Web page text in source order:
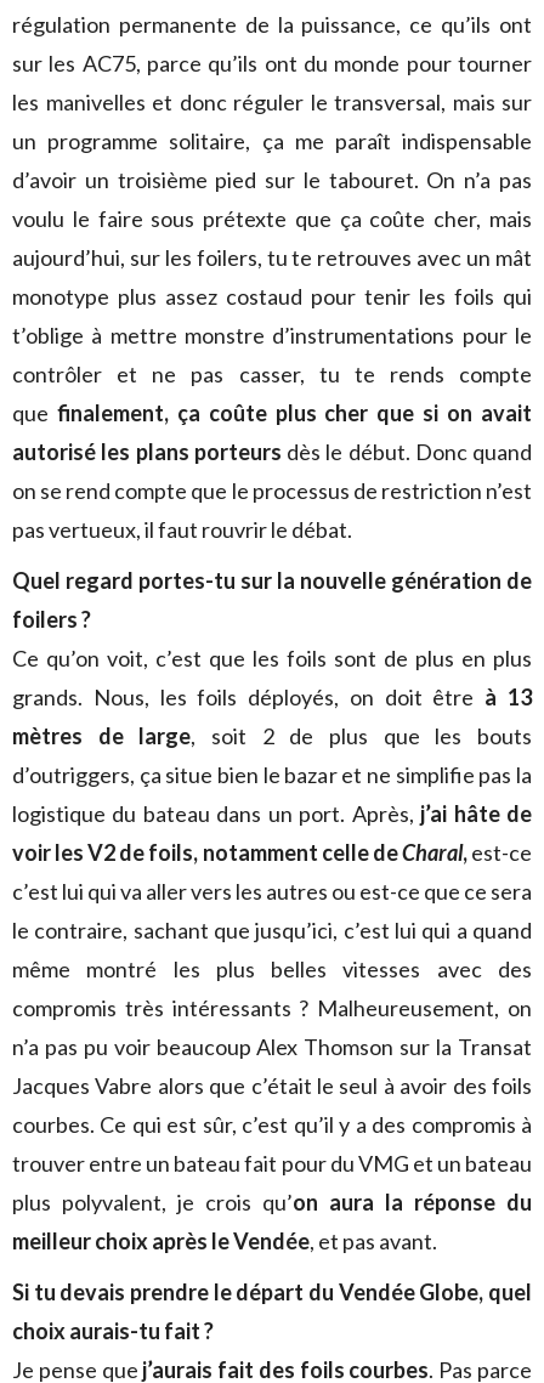
régulation permanente de la puissance, ce qu’ils ont
sur les AC75, parce qu’ils ont du monde pour tourner
les manivelles et donc réguler le transversal, mais sur
un programme solitaire, ça me paraît indispensable
d’avoir un troisième pied sur le tabouret. On n’a pas
voulu le faire sous prétexte que ça coûte cher, mais
aujourd’hui, sur les foilers, tu te retrouves avec un mât
monotype plus assez costaud pour tenir les foils qui
t’oblige à mettre monstre d’instrumentations pour le
contrôler et ne pas casser, tu te rends compte
que finalement, ça coûte plus cher que si on avait
autorisé les plans porteurs dès le début. Donc quand
on se rend compte que le processus de restriction n’est
pas vertueux, il faut rouvrir le débat.
Quel regard portes-tu sur la nouvelle génération de
foilers ?
Ce qu’on voit, c’est que les foils sont de plus en plus
grands. Nous, les foils déployés, on doit être à 13
mètres de large, soit 2 de plus que les bouts
d’outriggers, ça situe bien le bazar et ne simplifie pas la
logistique du bateau dans un port. Après, j’ai hâte de
voir les V2 de foils, notamment celle deCharal,est-ce
c’est lui qui va aller vers les autres ou est-ce que ce sera
le contraire, sachant que jusqu’ici, c’est lui qui a quand
même montré les plus belles vitesses avec des
compromis très intéressants ? Malheureusement, on
n’a pas pu voir beaucoup Alex Thomson sur la Transat
Jacques Vabre alors que c’était le seul à avoir des foils
courbes. Ce qui est sûr, c’est qu’il y a des compromis à
trouver entre un bateau fait pour du VMG et un bateau
plus polyvalent, je crois qu’on aura la réponse du
meilleur choix après le Vendée, et pas avant.
Si tu devais prendre le départ du Vendée Globe, quel
choix aurais-tu fait ?
Je pense que j’aurais fait des foils courbes. Pas parce